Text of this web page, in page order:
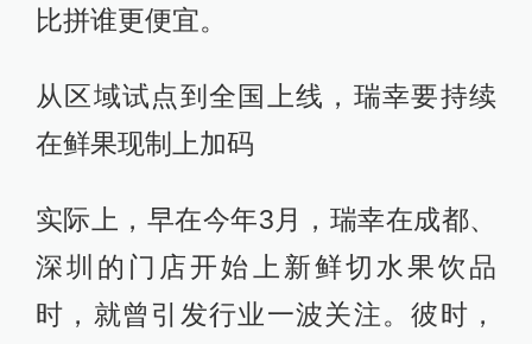
比拼谁更便宜。
从区域试点到全国上线，瑞幸要持续
在鲜果现制上加码
实际上，早在今年3月，瑞幸在成都、
深圳的门店开始上新鲜切水果饮品
时，就曾引发行业一波关注。彼时，